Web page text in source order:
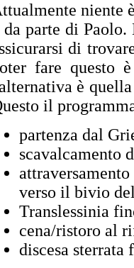
niente
da parte di
di
fare questo
è
il
partenza dal
scavalcamento
verso il bivio
Translessinia
cena/ristoro al
discesa